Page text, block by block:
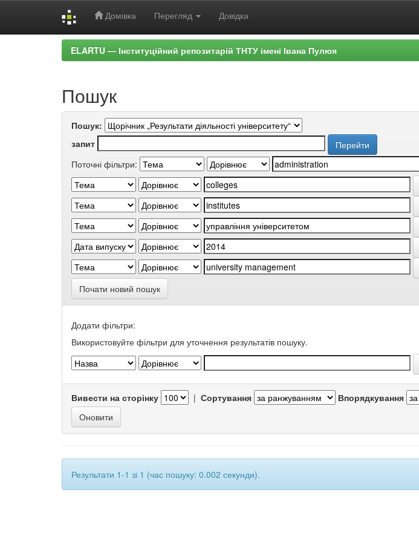
Домівка Перегляд Довідка
ELARTU — Інституційний репозитарій ТНТУ імені Івана Пулюя
Пошук
Пошук:
запит
Поточні фільтри:
Почати новий пошук
Додати фільтри:
Використовуйте фільтри для уточнення результатів пошуку.
Вивести на сторінку | Сортування Впорядкування
Результати 1-1 зі 1 (час пошуку: 0.002 секунди).